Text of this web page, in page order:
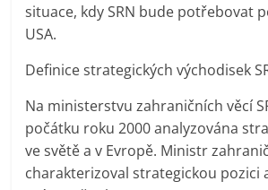
situace, kdy SRN bude potřebovat
USA.
Definice strategických východisek
Na ministerstvu zahraničních věcí
počátku roku 2000 analyzována
ve světě a v Evropě. Ministr
charakterizoval strategickou pozici